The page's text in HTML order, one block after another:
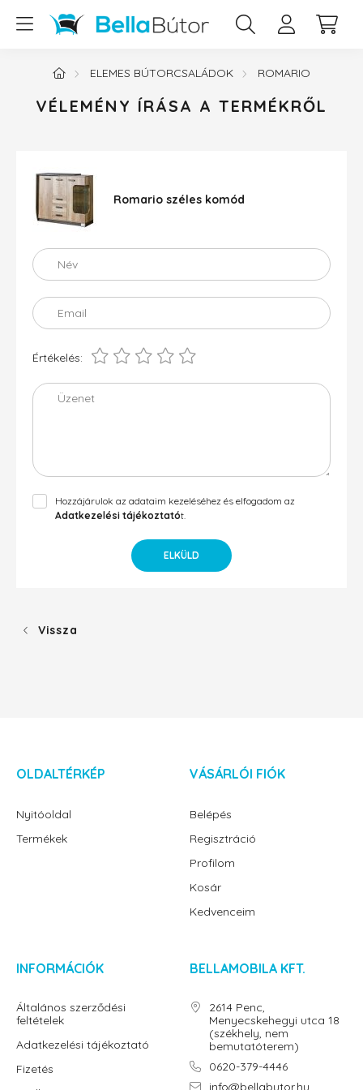
ELEMES BÚTORCSALÁDOK ROMARIO
VÉLEMÉNY ÍRÁSA A TERMÉKRŐL
Romario széles komód
Név
Email
Értékelés:
Üzenet
Hozzájárulok az adataim kezeléséhez és elfogadom az
Adatkezelési tájékoztatót.
ELKÜLD
Vissza
OLDALTÉRKÉP
Nyitóoldal
Termékek
VÁSÁRLÓI FIÓK
Belépés
Regisztráció
Profilom
Kosár
Kedvenceim
INFORMÁCIÓK
Általános szerződési
feltételek
Adatkezelési tájékoztató
Fizetés
BELLAMOBILA KFT.
2614 Penc,
Menyecskehegyi utca 18
(székhely, nem
bemutatóterem)
0620-379-4446
info@bellabutor.hu